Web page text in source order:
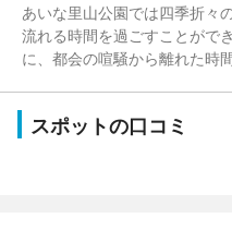
あいな里山公園では四季折々
流れる時間を過ごすことがで
に、都会の喧騒から離れた時
スポットの口コミ